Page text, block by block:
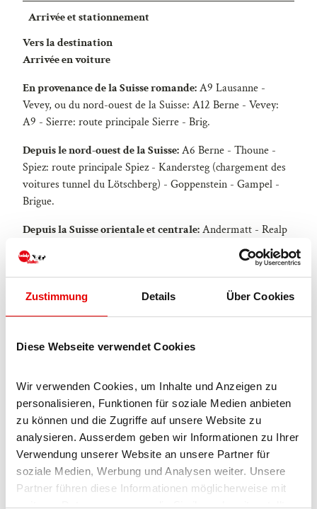
Zustimmung Details Über Cookies
Diese Webseite verwendet Cookies
Wir verwenden Cookies, um Inhalte und Anzeigen zu
personalisieren, Funktionen für soziale Medien anbieten
zu können und die Zugriffe auf unsere Website zu
analysieren. Ausserdem geben wir Informationen zu Ihrer
Verwendung unserer Website an unsere Partner für
soziale Medien, Werbung und Analysen weiter. Unsere
Partner führen diese Informationen möglicherweise mit
weiteren Daten zusammen, die Sie ihnen bereitgestellt
Arrivée et stationnement
Vers la destination
Arrivée en voiture
En provenance de la Suisse romande:A9 Lausanne -
Vevey, ou du nord-ouest de la Suisse: A12 Berne - Vevey:
A9 - Sierre: route principale Sierre - Brig.
Depuis le nord-ouest de la Suisse:A6 Berne - Thoune -
Spiez: route principale Spiez - Kandersteg (chargement des
voitures tunnel du Lötschberg) - Goppenstein - Gampel -
Brigue.
Depuis la Suisse orientale et centrale:Andermatt - Realp
(toute l'année chargement des voitures Furka; en été par le
col de la Furka) - Oberwald - Brigue
Depuis le Tessin (en été):
Airolo - col du Nufenen -
Tunnel du Grand Saint Bernard (en été par le col) -
Martigny: Autoroute A9 - Sierre: Route principale Sierre -
Brigue
Ou via Domodossola - col du Simplon - Brigue
Ried-Mörel / Leemegguwald